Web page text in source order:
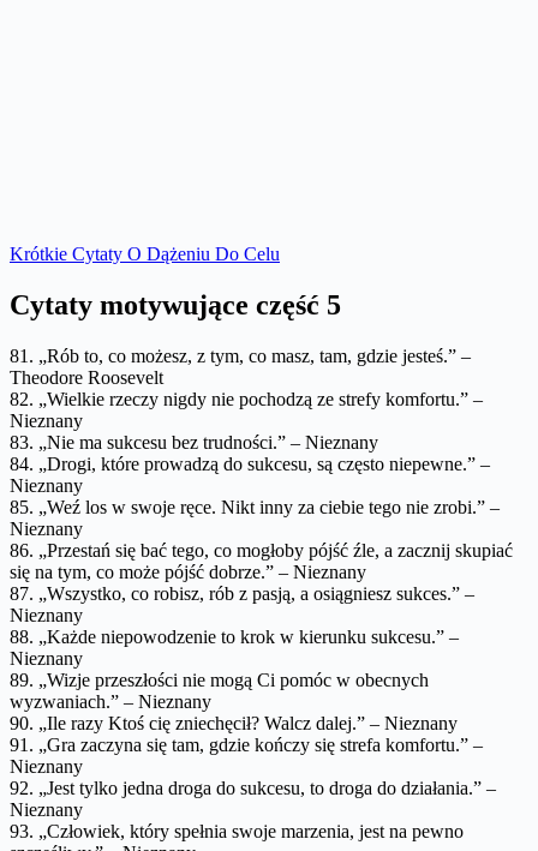
Krótkie Cytaty O Dążeniu Do Celu
Cytaty motywujące część 5
81. „Rób to, co możesz, z tym, co masz, tam, gdzie jesteś.” –
Theodore Roosevelt
82. „Wielkie rzeczy nigdy nie pochodzą ze strefy komfortu.” –
Nieznany
83. „Nie ma sukcesu bez trudności.” – Nieznany
84. „Drogi, które prowadzą do sukcesu, są często niepewne.” –
Nieznany
85. „Weź los w swoje ręce. Nikt inny za ciebie tego nie zrobi.” –
Nieznany
86. „Przestań się bać tego, co mogłoby pójść źle, a zacznij skupiać
się na tym, co może pójść dobrze.” – Nieznany
87. „Wszystko, co robisz, rób z pasją, a osiągniesz sukces.” –
Nieznany
88. „Każde niepowodzenie to krok w kierunku sukcesu.” –
Nieznany
89. „Wizje przeszłości nie mogą Ci pomóc w obecnych
wyzwaniach.” – Nieznany
90. „Ile razy Ktoś cię zniechęcił? Walcz dalej.” – Nieznany
91. „Gra zaczyna się tam, gdzie kończy się strefa komfortu.” –
Nieznany
92. „Jest tylko jedna droga do sukcesu, to droga do działania.” –
Nieznany
93. „Człowiek, który spełnia swoje marzenia, jest na pewno